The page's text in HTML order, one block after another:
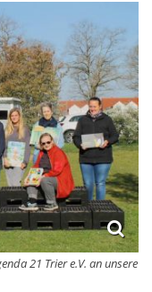
21 Trier e.V. an unsere